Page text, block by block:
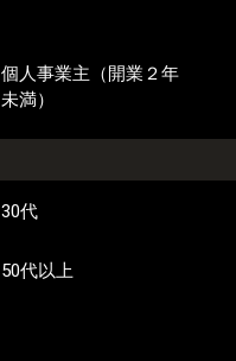
個人事業主（開業２年
未満）
30代
50代以上